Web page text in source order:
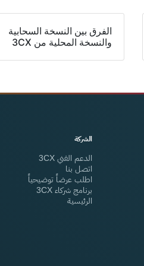
الفرق بين النسخة السحابية
والنسخة المحلية من 3CX
الشركة
الدعم الفني 3CX
اتصل بنا
اطلب عرضاً توضيحياً
برنامج شركاء 3CX
الرئيسية